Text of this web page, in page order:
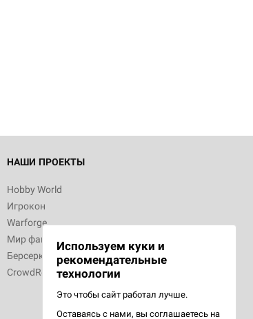
НАШИ ПРОЕКТЫ
Hobby World
Игрокон
Warforge
Мир фантастики
Берсерк
CrowdRepublic
Используем куки и
рекомендательные
технологии
Это чтобы сайт работал лучше.
Оставаясь с нами, вы соглашаетесь на